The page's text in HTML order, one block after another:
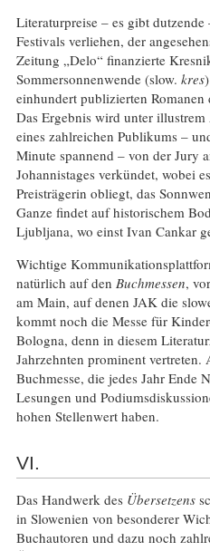
Literaturpreise – es gibt
Festivals verliehen, der
Zeitung „Delo“ finanzierte
Sommersonnenwende (slow. kres
einhundert publizierten
Das Ergebnis wird unter
eines zahlreichen Publikums –
Minute spannend – von der Jury
Johannistages verkündet, wobei
Preisträgerin obliegt, das
Ganze findet auf historischem
Ljubljana, wo einst Ivan Cankar
Wichtige
natürlich auf den Buchmessen,
am Main, auf denen JAK die
kommt noch die Messe für
Bologna, denn in diesem
Jahrzehnten prominent
Buchmesse, die jedes Jahr Ende
Lesungen und
hohen Stellenwert haben.
VI.
Das Handwerk des Übersetzens
in Slowenien von besonderer
Buchautoren und dazu noch